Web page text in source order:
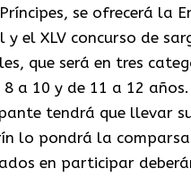
se ofrecerá la
y el XLV concurso de
que será en tres
8 a 10 y de 11 a 12
tendrá que llevar
lo pondrá la
en participar